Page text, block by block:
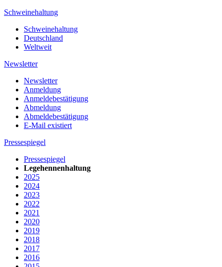
Schweinehaltung
Schweinehaltung
Deutschland
Weltweit
Newsletter
Newsletter
Anmeldung
Anmeldebestätigung
Abmeldung
Abmeldebestätigung
E-Mail existiert
Pressespiegel
Pressespiegel
Legehennenhaltung
2025
2024
2023
2022
2021
2020
2019
2018
2017
2016